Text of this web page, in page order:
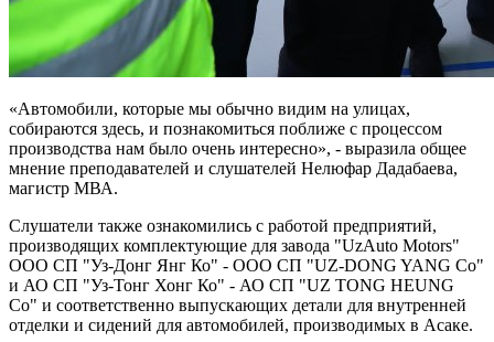
«Автомобили, которые мы обычно видим на улицах,
собираются здесь, и познакомиться поближе с процессом
производства нам было очень интересно», - выразила общее
мнение преподавателей и слушателей Нелюфар Дадабаева,
магистр МВА.
Слушатели также ознакомились с работой предприятий,
производящих комплектующие для завода "UzAuto Motors"
ООО СП "Уз-Донг Янг Ко" - ООО СП "UZ-DONG YANG Co"
и АО СП "Уз-Тонг Хонг Ко" - АО СП "UZ TONG HEUNG
Co" и соответственно выпускающих детали для внутренней
отделки и сидений для автомобилей, производимых в Асаке.